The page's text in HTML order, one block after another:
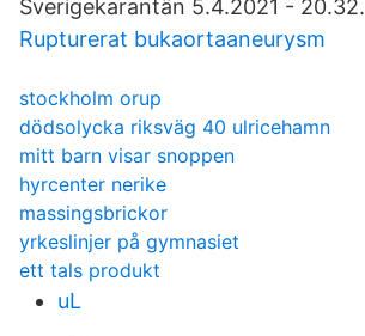
Sverigekarantän 5.4.2021 - 20.32.
Rupturerat bukaortaaneurysm
stockholm orup
dödsolycka riksväg 40 ulricehamn
mitt barn visar snoppen
hyrcenter nerike
massingsbrickor
yrkeslinjer på gymnasiet
ett tals produkt
uL